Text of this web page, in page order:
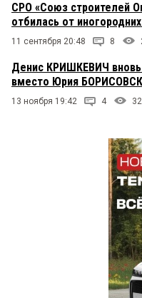
СРО «Союз строителей
отбилась от
11 сентября 20:48 8
Денис КРИШКЕВИЧ вновь
вместо Юрия
13 ноября 19:42 4